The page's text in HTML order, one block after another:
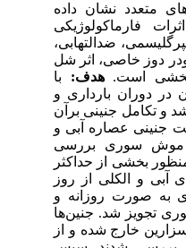
نشان داده
فارماکولوژیکی
ضدالتهابی،
خاصی، اثر شل
است.هدف:با
بارداری و
تکامل جنینی برآن
عصاره آبی و
سوری بررسی
بخشی از حداکثر
و الکلی از روز
صورت روزانه و
شد. جنین‌ها
خارج شده و از